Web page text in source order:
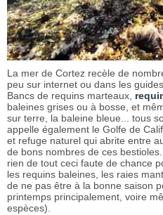
La mer de Cortez recèle de
peu sur internet ou dans les
Bancs de requins marteaux,
baleines grises ou à bosse, et
sur terre, la baleine bleue... tous
appelle également le Golfe de
et refuge naturel qui abrite entre
de bons nombres de ces
rien de tout ceci faute de chance
les requins baleines, les raies
de ne pas être à la bonne saison
printemps principalement, voire
espèces).